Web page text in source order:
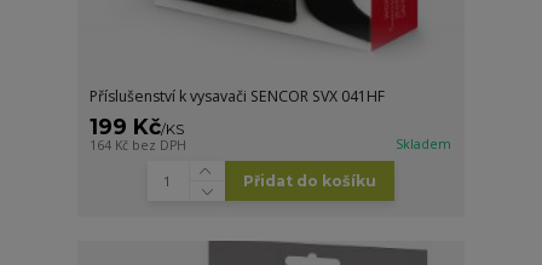
Příslušenství k vysavači SENCOR SVX 041HF
199 Kč/KS
164 Kč bez DPH Skladem
Přidat do košíku